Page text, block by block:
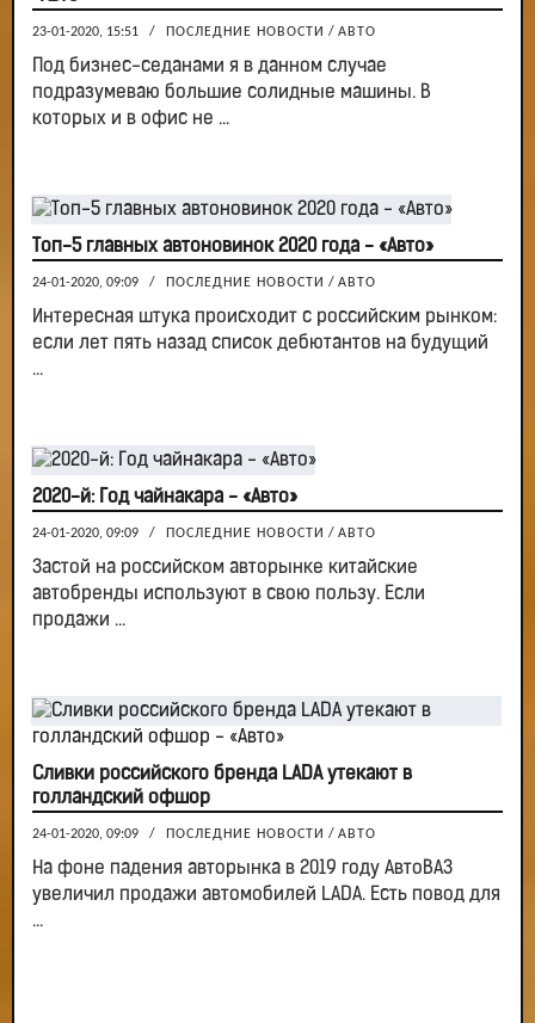
23-01-2020, 15:51 / ПОСЛЕДНИЕ НОВОСТИ / АВТО
Под бизнес-седанами я в данном случае
подразумеваю большие солидные машины. В
которых и в офис не ...
Топ-5 главных автоновинок 2020 года - «Авто»
24-01-2020, 09:09 / ПОСЛЕДНИЕ НОВОСТИ / АВТО
Интересная штука происходит с российским рынком:
если лет пять назад список дебютантов на будущий
...
2020-й: Год чайнакара - «Авто»
24-01-2020, 09:09 / ПОСЛЕДНИЕ НОВОСТИ / АВТО
Застой на российском авторынке китайские
автобренды используют в свою пользу. Если
продажи ...
Сливки российского бренда LADA утекают в
голландский офшор
24-01-2020, 09:09 / ПОСЛЕДНИЕ НОВОСТИ / АВТО
На фоне падения авторынка в 2019 году АвтоВАЗ
увеличил продажи автомобилей LADA. Есть повод для
...